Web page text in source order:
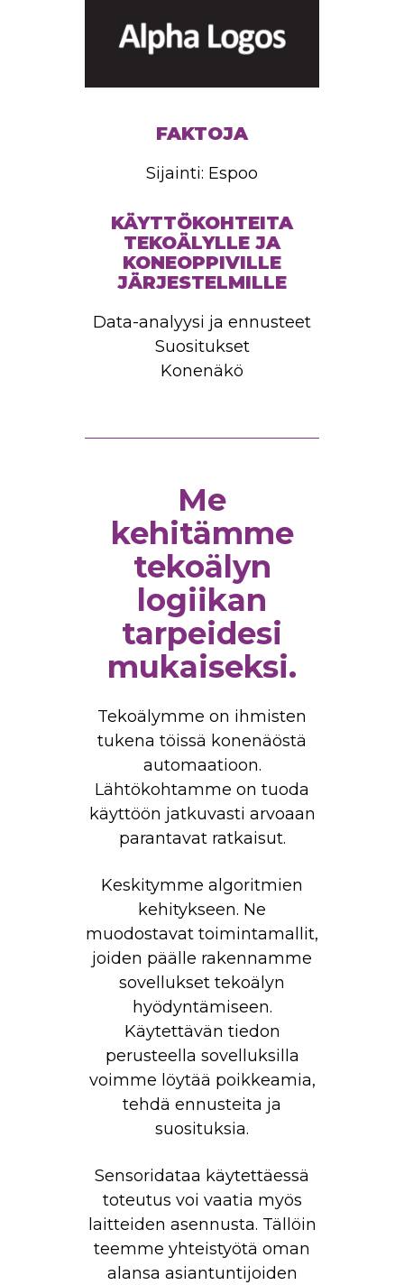
Me
kehitämme
tekoälyn
logiikan
tarpeidesi
mukaiseksi.
Tekoälymme on ihmisten
tukena töissä konenäöstä
automaatioon.
Lähtökohtamme on tuoda
käyttöön jatkuvasti arvoaan
parantavat ratkaisut.
Keskitymme algoritmien
kehitykseen. Ne
muodostavat toimintamallit,
joiden päälle rakennamme
sovellukset tekoälyn
hyödyntämiseen.
Käytettävän tiedon
perusteella sovelluksilla
voimme löytää poikkeamia,
tehdä ennusteita ja
suosituksia.
Sensoridataa käytettäessä
toteutus voi vaatia myös
laitteiden asennusta. Tällöin
teemme yhteistyötä oman
alansa asiantuntijoiden
FAKTOJA
Sijainti: Espoo
KÄYTTÖKOHTEITA
TEKOÄLYLLE JA
KONEOPPIVILLE
JÄRJESTELMILLE
Data-analyysi ja ennusteet
Suositukset
Konenäkö